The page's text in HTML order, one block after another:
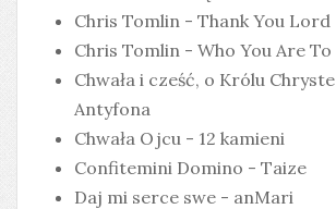
Chris Tomlin - Thank You Lord
Chris Tomlin - Who You Are To
Chwała i cześć, o Królu
Antyfona
Chwała Ojcu - 12 kamieni
Confitemini Domino - Taize
Daj mi serce swe - anMari